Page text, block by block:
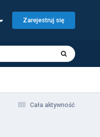
Zarejestruj się
Cała aktywność